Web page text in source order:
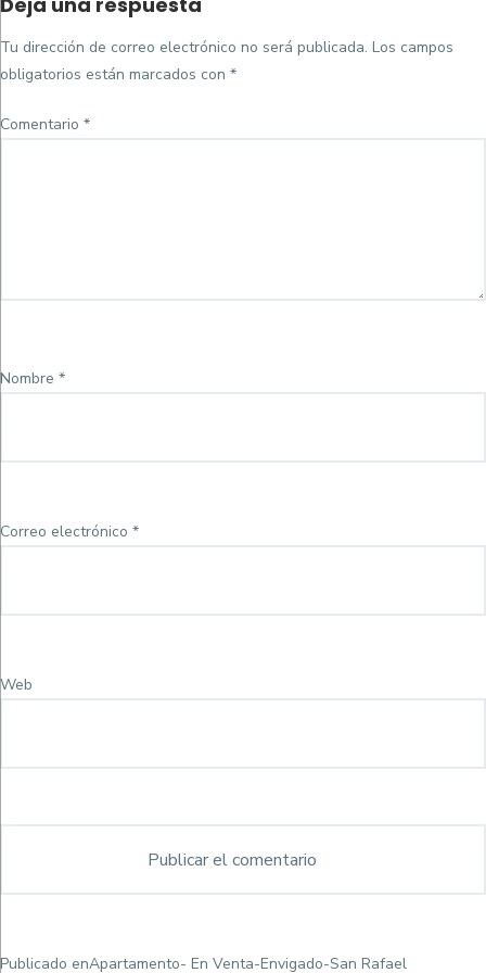
on
Tu dirección de correo electrónico no será publicada. Los campos
obligatorios están marcados con *
Comentario *
Nombre *
Correo electrónico *
Web
Navegación
Publicado enApartamento- En Venta-Envigado-San Rafael